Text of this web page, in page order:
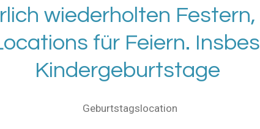
wiederholten
für Feiern.
Kindergeburtstage
Geburtstagslocation